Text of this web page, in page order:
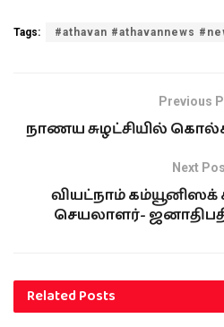
Tags: #athavan #athavannews
Previous
நாணய சுழட்சியில்
Next
வியட்நாம் கம்யூனிஸக்
செயலாளர்- ஜனாதிபதி
RelatedPosts